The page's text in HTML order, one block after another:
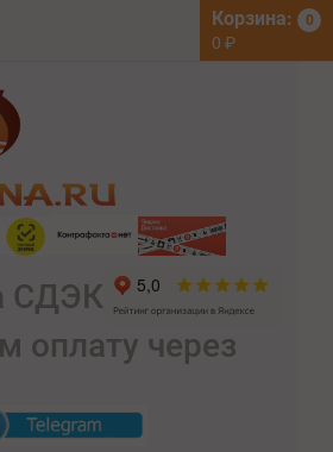
Корзина: 0
0 ₽